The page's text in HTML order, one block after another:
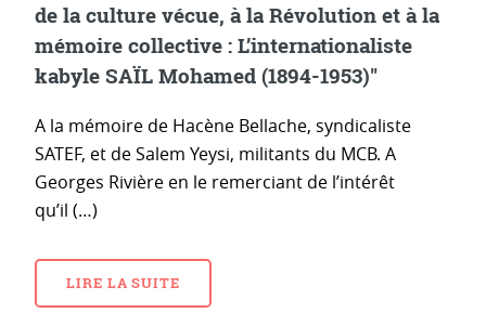
de la culture vécue, à la Révolution et à la
mémoire collective : L’internationaliste
kabyle SAÏL Mohamed (1894-1953)"
A la mémoire de Hacène Bellache, syndicaliste
SATEF, et de Salem Yeysi, militants du MCB. A
Georges Rivière en le remerciant de l’intérêt
qu’il (…)
LIRE LA SUITE